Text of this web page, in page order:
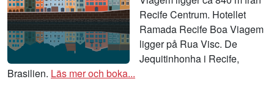
Recife Centrum. Hotellet
Ramada Recife Boa Viagem
ligger på Rua Visc. De
Jequitinhonha i Recife,
Brasilien. Läs mer och boka...